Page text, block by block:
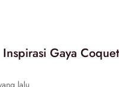
Gaya
lalu